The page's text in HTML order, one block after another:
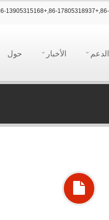
الدعم الأخبار حول